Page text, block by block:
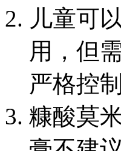
儿童可
用，但
严格控制
糠酸莫